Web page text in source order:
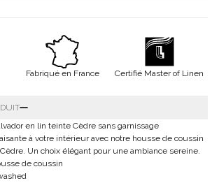
Fabriqué en France Certifié Master of Linen
en lin teinte Cèdre sans garnissage
à votre intérieur avec notre housse de coussin
Un choix élégant pour une ambiance sereine.
de coussin